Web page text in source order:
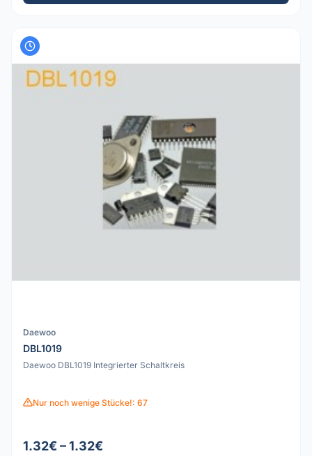
Daewoo
DBL1019
Daewoo DBL1019 Integrierter Schaltkreis
Nur noch wenige Stücke!: 67
1.32€ – 1.32€